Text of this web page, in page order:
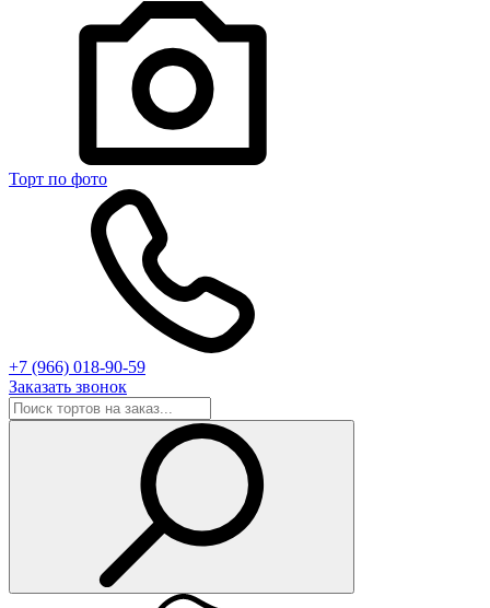
Торт по фото
+7 (966) 018-90-59
Заказать звонок